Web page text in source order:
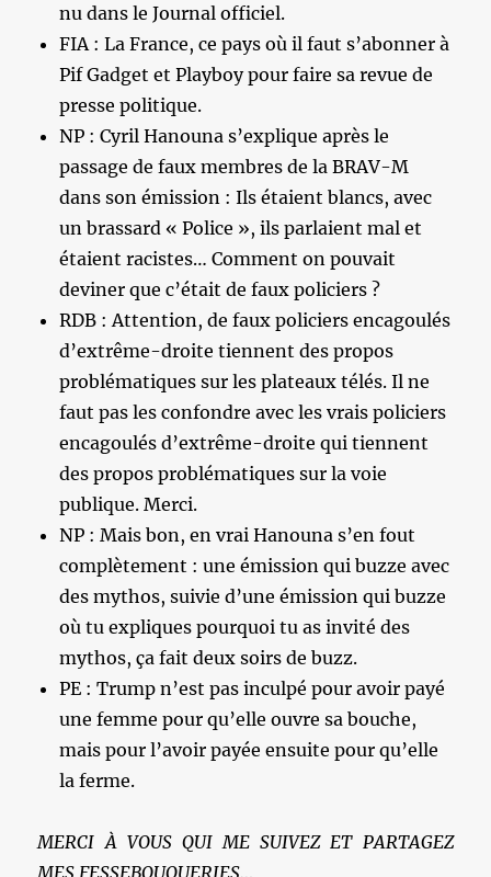
nu dans le Journal officiel.
FIA : La France, ce pays où il faut s’abonner à
Pif Gadget et Playboy pour faire sa revue de
presse politique.
NP : Cyril Hanouna s’explique après le
passage de faux membres de la BRAV-M
dans son émission : Ils étaient blancs, avec
un brassard « Police », ils parlaient mal et
étaient racistes… Comment on pouvait
deviner que c’était de faux policiers ?
RDB : Attention, de faux policiers encagoulés
d’extrême-droite tiennent des propos
problématiques sur les plateaux télés. Il ne
faut pas les confondre avec les vrais policiers
encagoulés d’extrême-droite qui tiennent
des propos problématiques sur la voie
publique. Merci.
NP : Mais bon, en vrai Hanouna s’en fout
complètement : une émission qui buzze avec
des mythos, suivie d’une émission qui buzze
où tu expliques pourquoi tu as invité des
mythos, ça fait deux soirs de buzz.
PE : Trump n’est pas inculpé pour avoir payé
une femme pour qu’elle ouvre sa bouche,
mais pour l’avoir payée ensuite pour qu’elle
la ferme.
MERCI À VOUS QUI ME SUIVEZ ET PARTAGEZ
MES FESSEBOUQUERIES…